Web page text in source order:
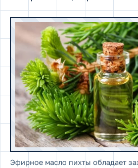
Эфирное масло пихты обладает